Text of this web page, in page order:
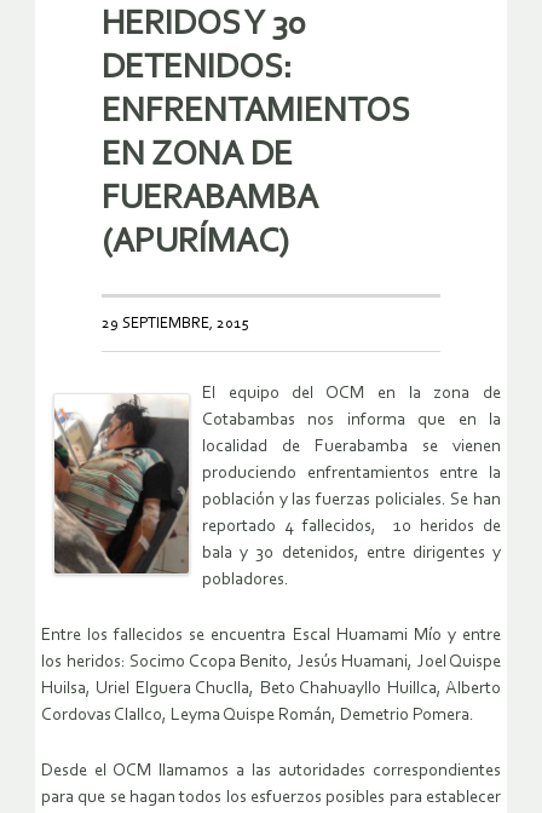
HERIDOS Y 30
DETENIDOS:
ENFRENTAMIENTOS
EN ZONA DE
FUERABAMBA
(APURÍMAC)
29 SEPTIEMBRE, 2015
El equipo del OCM en la zona de
Cotabambas nos informa que en la
localidad de Fuerabamba se vienen
produciendo enfrentamientos entre la
población y las fuerzas policiales. Se han
reportado 4 fallecidos, 10 heridos de
bala y 30 detenidos, entre dirigentes y
pobladores.
Entre los fallecidos se encuentra Escal Huamami Mío y entre
los heridos: Socimo Ccopa Benito, Jesús Huamani, Joel Quispe
Huilsa, Uriel Elguera Chuclla, Beto Chahuayllo Huillca, Alberto
Cordovas Clallco, Leyma Quispe Román, Demetrio Pomera.
Desde el OCM llamamos a las autoridades correspondientes
para que se hagan todos los esfuerzos posibles para establecer